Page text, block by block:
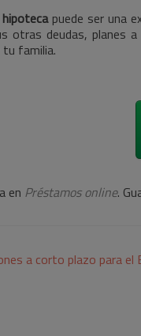
puede ser una
otras deudas, planes
familia.
en Préstamos online.
a corto plazo para el